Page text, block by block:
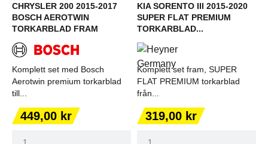
CHRYSLER 200 2015-2017
BOSCH AEROTWIN
TORKARBLAD FRAM
Komplett set med Bosch
Aerotwin premium torkarblad
till...
Pris
449,00 kr
KIA SORENTO III 2015-2020
SUPER FLAT PREMIUM
TORKARBLAD...
Komplett set fram, SUPER
FLAT PREMIUM torkarblad
från...
Pris
319,00 kr